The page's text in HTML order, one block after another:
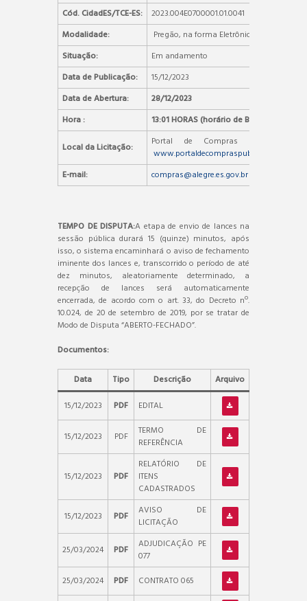
Cód. CidadES/TCE-ES:
2023.004E0700001.01.0041
Modalidade:
Pregão, na forma Eletrônica
Situação:
Em andamento
Data de Publicação:
15/12/2023
Data de Abertura:
28/12/2023
Hora :
13:01 HORAS (horário de Brasília)
Local da Licitação:
Portal de Compras Públicas –
www.portaldecompraspublicas.com.br
E-mail:
compras@alegre.es.gov.br
TEMPO DE DISPUTA:A etapa de envio de lances na
sessão pública durará 15 (quinze) minutos, após
isso, o sistema encaminhará o aviso de fechamento
iminente dos lances e, transcorrido o período de até
dez minutos, aleatoriamente determinado, a
recepção de lances será automaticamente
encerrada, de acordo com o art. 33, do Decreto nº.
10.024, de 20 de setembro de 2019, por se tratar de
Modo de Disputa “ABERTO-FECHADO”.
Documentos:
Data Tipo Descrição
Arquivo
15/12/2023
PDF EDITAL
15/12/2023 PDF
TERMO DE
REFERÊNCIA
15/12/2023 PDF
RELATÓRIO DE
ITENS
CADASTRADOS
15/12/2023
PDF
AVISO DE
LICITAÇÃO
25/03/2024
PDF
ADJUDICAÇÃO PE
077
25/03/2024
PDF CONTRATO 065